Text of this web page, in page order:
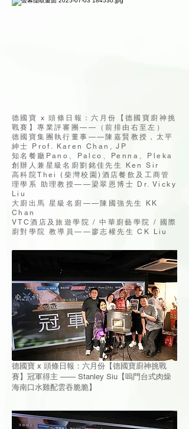
德國寶 x 頭條日報：六月份【德國寶廚神挑
戰賽】專業評審團——（前排由右至左）
德國寶集團執行董事——陳嘉賢教授，太平
紳士 Prof. Karen Chan, JP
知名餐廳Pano、Palco、Penna、Pleka
創辦人兼星級名廚劉銘佳先生 Ken Sir
高科院Thei (柴灣校園)酒店餐飲及工商管
理學系 助理教授——梁翠恩博士 Dr. Vicky
Liu
大廚出馬 星級名廚——陳國強先生 KK
Chan
VTC酒店及旅遊學院 / 中華廚藝學院 / 國際
廚對學院 教導員——廖志權先生 CK Liu
德國寶 x 頭條日報：六月份【德國寶廚神挑戰
賽】冠軍得主 —— Stanley Siu【嗚門台式肉燥
海南口水雞配雲吞脆脆】